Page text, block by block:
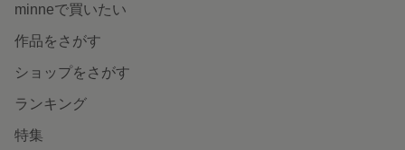
minneで買いたい
作品をさがす
ショップをさがす
ランキング
特集